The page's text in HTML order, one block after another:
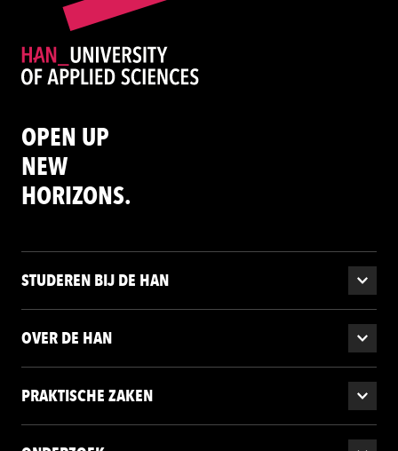
OPEN UP
NEW
HORIZONS.
STUDEREN BIJ DE HAN
OVER DE HAN
PRAKTISCHE ZAKEN